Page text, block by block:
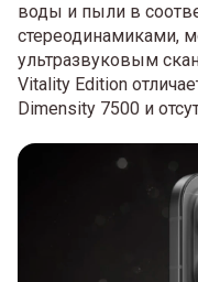
воды и пыли в
стереодинамиками,
ультразвуковым
Vitality Edition
Dimensity 7500 и